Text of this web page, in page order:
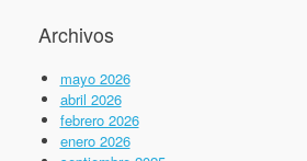
Archivos
mayo 2026
abril 2026
febrero 2026
enero 2026